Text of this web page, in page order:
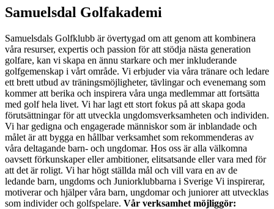
Samuelsdal Golfakademi
Samuelsdals Golfklubb är övertygad om att genom att kombinera
våra resurser, expertis och passion för att stödja nästa generation
golfare, kan vi skapa en ännu starkare och mer inkluderande
golfgemenskap i vårt område. Vi erbjuder via våra tränare och ledare
ett brett utbud av träningsmöjligheter, tävlingar och evenemang som
kommer att berika och inspirera våra unga medlemmar att fortsätta
med golf hela livet. Vi har lagt ett stort fokus på att skapa goda
förutsättningar för att utveckla ungdomsverksamheten och individen.
Vi har gedigna och engagerade människor som är inblandade och
målet är att bygga en hållbar verksamhet som rekommenderas av
våra deltagande barn- och ungdomar. Hos oss är alla välkomna
oavsett förkunskaper eller ambitioner, elitsatsande eller vara med för
att det är roligt. Vi har högt ställda mål och vill vara en av de
ledande barn, ungdoms och Juniorklubbarna i Sverige Vi inspirerar,
motiverar och hjälper våra barn, ungdomar och juniorer att utvecklas
som individer och golfspelare. Vår verksamhet möjliggör: